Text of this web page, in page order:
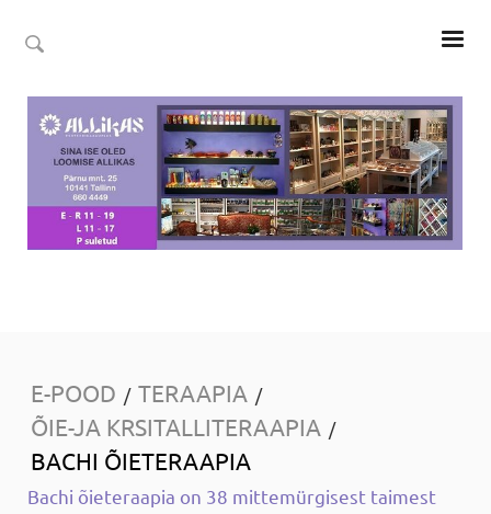
E-POOD / TERAAPIA /
ÕIE-JA KRSITALLITERAAPIA /
BACHI ÕIETERAAPIA
Bachi õieteraapia on 38 mittemürgisest taimest